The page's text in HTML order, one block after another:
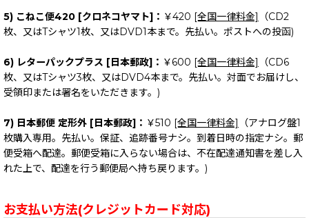
5) こねこ便420 [クロネコヤマト]： ￥420 [全国一律料金]
（CD2
枚、又はTシャツ1枚、又はDVD1本まで。先払い。ポストへの投函)
6) レターパックプラス [日本郵政]： ￥600 [全国一律料金]
（CD6
枚、又はTシャツ3枚、又はDVD4本まで。先払い。対面でお届けし、
受領印または署名をいただきます。)
7) 日本郵便 定形外 [日本郵政]： ￥510 [全国一律料金]
（アナログ盤1
枚購入専用。先払い。保証、追跡番号ナシ。到着日時の指定ナシ。郵
便受箱へ配達。郵便受箱に入らない場合は、不在配達通知書を差し入
れた上で、配達を行う郵便局へ持ち戻ります。)
お支払い方法(クレジットカード対応)